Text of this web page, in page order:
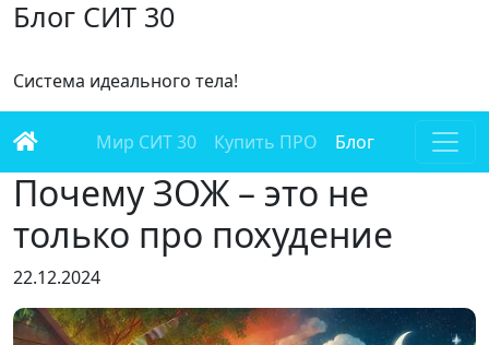
Блог СИТ 30
Cистема идеального тела!
Мир СИТ 30 Купить ПРО Блог
Почему ЗОЖ – это не
только про похудение
22.12.2024